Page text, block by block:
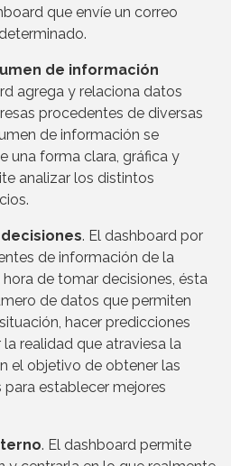
que envíe un correo
de información
agrega y relaciona datos
procedentes de diversas
de información se
una forma clara, gráfica y
analizar los distintos
. El dashboard por
de información de la
de tomar decisiones, ésta
de datos que permiten
hacer predicciones
realidad que atraviesa la
el objetivo de obtener las
establecer mejores
. El dashboard permite